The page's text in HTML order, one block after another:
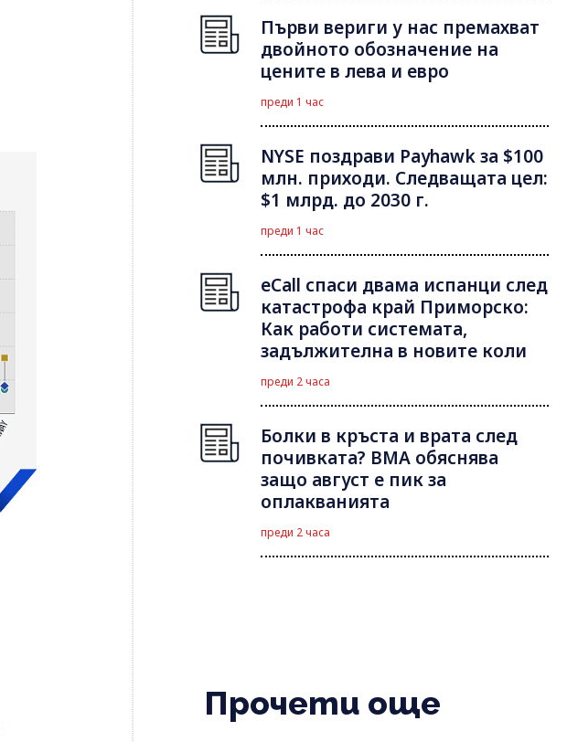
Първи вериги у нас премахват
двойното обозначение на
цените в лева и евро
преди 1 час
NYSE поздрави Payhawk за $100
млн. приходи. Следващата цел:
$1 млрд. до 2030 г.
преди 1 час
eCall спаси двама испанци след
катастрофа край Приморско:
Как работи системата,
задължителна в новите коли
преди 2 часа
Болки в кръста и врата след
почивката? ВМА обяснява
защо август е пик за
оплакванията
преди 2 часа
Прочети още